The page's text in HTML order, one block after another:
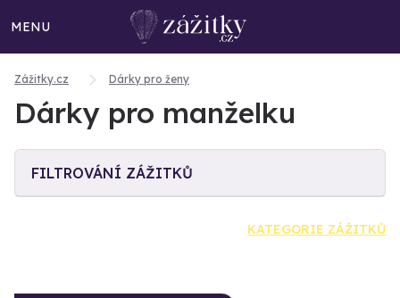
MENU
Zážitky.cz Dárky pro ženy
Dárky pro manželku
FILTROVÁNÍ ZÁŽITKŮ
KATEGORIE ZÁŽITKŮ